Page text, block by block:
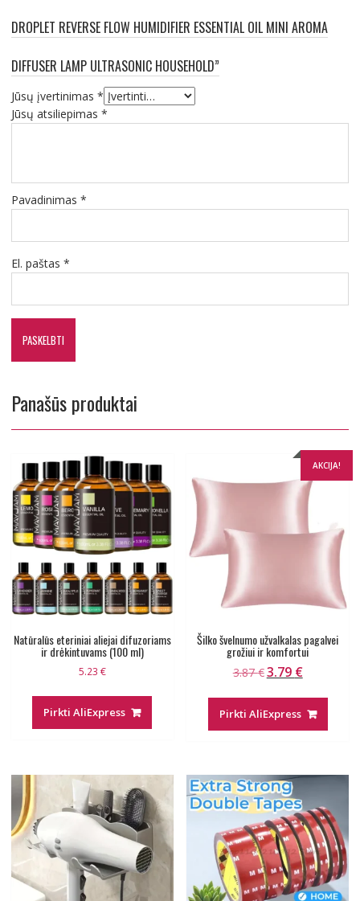
DROPLET REVERSE FLOW HUMIDIFIER ESSENTIAL OIL MINI AROMA
DIFFUSER LAMP ULTRASONIC HOUSEHOLD”
Jūsų įvertinimas *
Jūsų atsiliepimas *
Pavadinimas *
El. paštas *
Panašūs produktai
Natūralūs eteriniai aliejai difuzoriams
ir drėkintuvams (100 ml)
5.23 €
Pirkti AliExpress
AKCIJA!
Šilko švelnumo užvalkalas pagalvei
grožiui ir komfortui
3.87€Original
3.87 €.
3.79 €Current
3.79 €.
Pirkti AliExpress